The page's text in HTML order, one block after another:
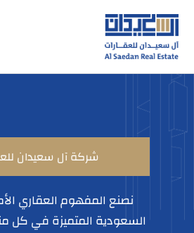
شركة آل سعيدان
نصنع المفهوم العقاري
السعودية المتميزة في كل